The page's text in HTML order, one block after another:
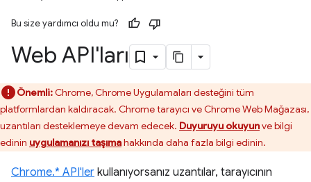
Bu size yardımcı oldu mu?
Web API'ları
Önemli:Chrome, Chrome Uygulamaları desteğini tüm
platformlardan kaldıracak. Chrome tarayıcı ve Chrome Web Mağazası,
uzantıları desteklemeye devam edecek. Duyuruyu okuyunve bilgi
edinin uygulamanızı taşımahakkında daha fazla bilgi edinin.
Chrome.* API'ler kullanıyorsanız uzantılar, tarayıcının